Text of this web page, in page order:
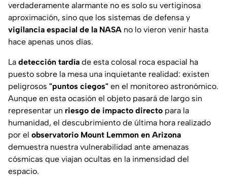
verdaderamente alarmante no es solo su vertiginosa
aproximación, sino que los sistemas de defensa y
vigilancia espacial de la NASA no lo vieron venir hasta
hace apenas unos días.
La detección tardía de esta colosal roca espacial ha
puesto sobre la mesa una inquietante realidad: existen
peligrosos "puntos ciegos" en el monitoreo astronómico.
Aunque en esta ocasión el objeto pasará de largo sin
representar un riesgo de impacto directo para la
humanidad, el descubrimiento de última hora realizado
por el observatorio Mount Lemmon en Arizona
demuestra nuestra vulnerabilidad ante amenazas
cósmicas que viajan ocultas en la inmensidad del
espacio.